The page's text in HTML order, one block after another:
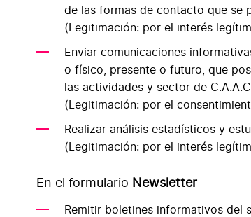
de las formas de contacto que se
(Legitimación: por el interés
Enviar comunicaciones
o físico, presente o futuro, que
las actividades y sector de
(Legitimación: por el
Realizar análisis estadísticos y
(Legitimación: por el interés
En el formulario Newsletter
Remitir boletines informativos del